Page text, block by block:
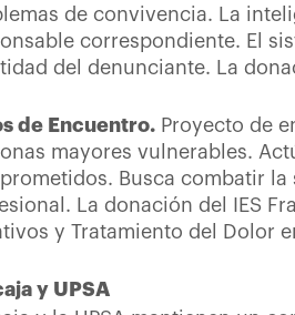
de convivencia. La
correspondiente. El
del denunciante. La
de Encuentro. Proyecto de
mayores vulnerables.
Busca combatir
La donación del IES
y Tratamiento del Dolor
y UPSA